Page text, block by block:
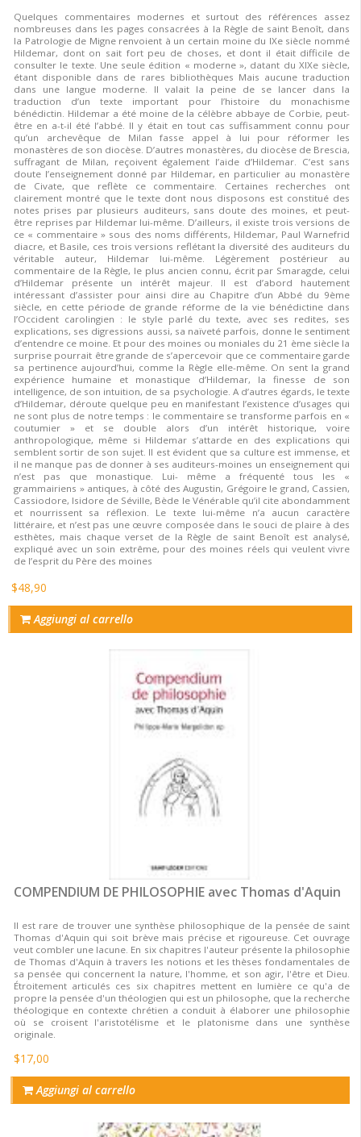
Quelques commentaires modernes et surtout des références assez
nombreuses dans les pages consacrées à la Règle de saint Benoît, dans
la Patrologie de Migne renvoient à un certain moine du IXe siècle nommé
Hildemar, dont on sait fort peu de choses, et dont il était difficile de
consulter le texte. Une seule édition « moderne », datant du XIXe siècle,
étant disponible dans de rares bibliothèques Mais aucune traduction
dans une langue moderne. Il valait la peine de se lancer dans la
traduction d’un texte important pour l’histoire du monachisme
bénédictin. Hildemar a été moine de la célèbre abbaye de Corbie, peut-
être en a-t-il été l’abbé. Il y était en tout cas suffisamment connu pour
qu’un archevêque de Milan fasse appel à lui pour réformer les
monastères de son diocèse. D’autres monastères, du diocèse de Brescia,
suffragant de Milan, reçoivent également l’aide d’Hildemar. C’est sans
doute l’enseignement donné par Hildemar, en particulier au monastère
de Civate, que reflète ce commentaire. Certaines recherches ont
clairement montré que le texte dont nous disposons est constitué des
notes prises par plusieurs auditeurs, sans doute des moines, et peut-
être reprises par Hildemar lui-même. D’ailleurs, il existe trois versions de
ce « commentaire » sous des noms différents, Hildemar, Paul Warnefrid
diacre, et Basile, ces trois versions reflétant la diversité des auditeurs du
véritable auteur, Hildemar lui-même. Légèrement postérieur au
commentaire de la Règle, le plus ancien connu, écrit par Smaragde, celui
d’Hildemar présente un intérêt majeur. Il est d’abord hautement
intéressant d’assister pour ainsi dire au Chapitre d’un Abbé du 9ème
siècle, en cette période de grande réforme de la vie bénédictine dans
l’Occident carolingien : le style parlé du texte, avec ses redites, ses
explications, ses digressions aussi, sa naïveté parfois, donne le sentiment
d’entendre ce moine. Et pour des moines ou moniales du 21 ème siècle la
surprise pourrait être grande de s’apercevoir que ce commentaire garde
sa pertinence aujourd’hui, comme la Règle elle-même. On sent la grand
expérience humaine et monastique d’Hildemar, la finesse de son
intelligence, de son intuition, de sa psychologie. A d’autres égards, le texte
d’Hildemar, déroute quelque peu en manifestant l’existence d’usages qui
ne sont plus de notre temps : le commentaire se transforme parfois en «
coutumier » et se double alors d’un intérêt historique, voire
anthropologique, même si Hildemar s’attarde en des explications qui
semblent sortir de son sujet. Il est évident que sa culture est immense, et
il ne manque pas de donner à ses auditeurs-moines un enseignement qui
n’est pas que monastique. Lui- même a fréquenté tous les «
grammairiens » antiques, à côté des Augustin, Grégoire le grand, Cassien,
Cassiodore, Isidore de Séville, Bède le Vénérable qu’il cite abondamment
et nourrissent sa réflexion. Le texte lui-même n’a aucun caractère
littéraire, et n’est pas une œuvre composée dans le souci de plaire à des
esthètes, mais chaque verset de la Règle de saint Benoît est analysé,
expliqué avec un soin extrême, pour des moines réels qui veulent vivre
de l’esprit du Père des moines
$48,90
Aggiungi al carrello
COMPENDIUM DE PHILOSOPHIE avec Thomas d'Aquin
Il est rare de trouver une synthèse philosophique de la pensée de saint
Thomas d'Aquin qui soit brève mais précise et rigoureuse. Cet ouvrage
veut combler une lacune. En six chapitres l'auteur présente la philosophie
de Thomas d'Aquin à travers les notions et les thèses fondamentales de
sa pensée qui concernent la nature, l'homme, et son agir, l'être et Dieu.
Étroitement articulés ces six chapitres mettent en lumière ce qu'a de
propre la pensée d'un théologien qui est un philosophe, que la recherche
théologique en contexte chrétien a conduit à élaborer une philosophie
où se croisent l'aristotélisme et le platonisme dans une synthèse
originale.
$17,00
Aggiungi al carrello